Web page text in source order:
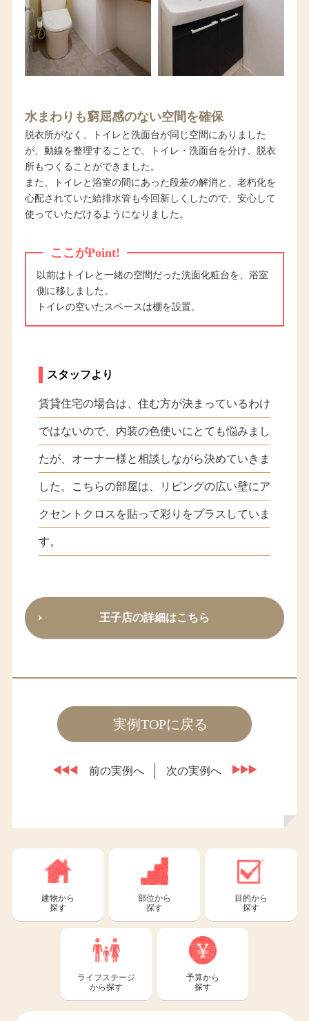
水まわりも窮屈感のない空間を確保
脱衣所がなく、トイレと洗面台が同じ空間にありました
が、動線を整理することで、トイレ・洗面台を分け、脱衣
所もつくることができました。
また、トイレと浴室の間にあった段差の解消と、老朽化を
心配されていた給排水管も今回新しくしたので、安心して
使っていただけるようになりました。
ここがPoint!
以前はトイレと一緒の空間だった洗面化粧台を、浴室
側に移しました。
トイレの空いたスペースは棚を設置。
スタッフより
賃貸住宅の場合は、住む方が決まっているわけ
ではないので、内装の色使いにとても悩みまし
たが、オーナー様と相談しながら決めていきま
した。こちらの部屋は、リビングの広い壁にア
クセントクロスを貼って彩りをプラスしていま
す。
王子店の詳細はこちら
実例TOPに戻る
前の実例へ 次の実例へ
建物から
探す
部位から
探す
目的から
探す
ライフステージ
から探す
予算から
探す